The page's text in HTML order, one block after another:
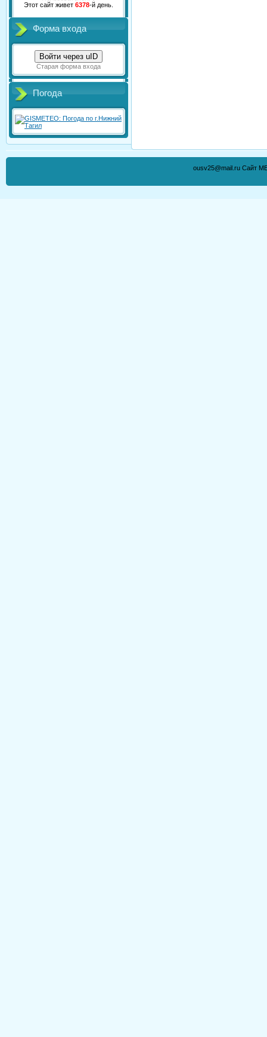
Этот сайт живет 6378-й день.
Форма входа
Войти через uID
Старая форма входа
Погода
ousv25@mail.ru Сайт